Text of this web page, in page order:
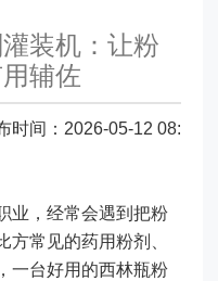
装机：让粉
辅佐
时间：2026-05-12 08:
，经常会遇到把粉
方常见的药用粉剂、
一台好用的西林瓶粉